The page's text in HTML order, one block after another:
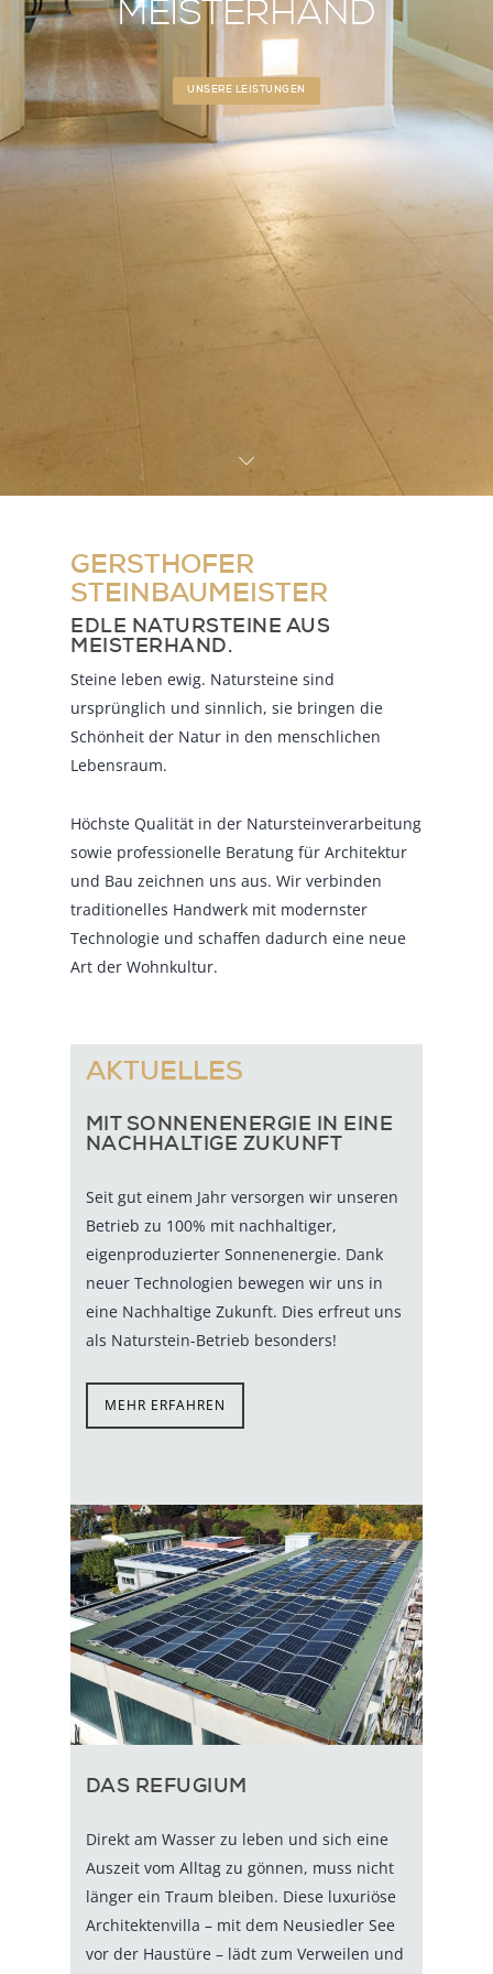
MEISTERHAND
UNSERE LEISTUNGEN
GERSTHOFER
STEINBAUMEISTER
EDLE NATURSTEINE AUS
MEISTERHAND.
Steine leben ewig. Natursteine sind
ursprünglich und sinnlich, sie bringen die
Schönheit der Natur in den menschlichen
Lebensraum.
Höchste Qualität in der Natursteinverarbeitung
sowie professionelle Beratung für Architektur
und Bau zeichnen uns aus. Wir verbinden
traditionelles Handwerk mit modernster
Technologie und schaffen dadurch eine neue
Art der Wohnkultur.
AKTUELLES
MIT SONNENENERGIE IN EINE
NACHHALTIGE ZUKUNFT
Seit gut einem Jahr versorgen wir unseren
Betrieb zu 100% mit nachhaltiger,
eigenproduzierter Sonnenenergie. Dank
neuer Technologien bewegen wir uns in
eine Nachhaltige Zukunft. Dies erfreut uns
als Naturstein-Betrieb besonders!
MEHR ERFAHREN
DAS REFUGIUM
Direkt am Wasser zu leben und sich eine
Auszeit vom Alltag zu gönnen, muss nicht
länger ein Traum bleiben. Diese luxuriöse
Architektenvilla – mit dem Neusiedler See
vor der Haustüre – lädt zum Verweilen und